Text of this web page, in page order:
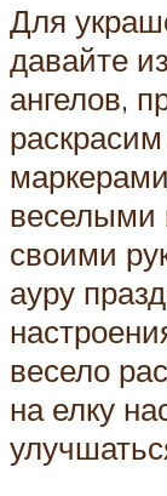
Для
давайте
ангелов,
веселыми
своими
ауру
весело
на елку